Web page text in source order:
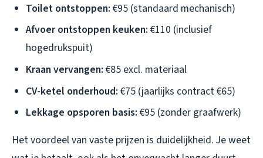
Toilet ontstoppen: €95 (standaard mechanisch)
Afvoer ontstoppen keuken: €110 (inclusief
hogedrukspuit)
Kraan vervangen: €85 excl. materiaal
CV-ketel onderhoud: €75 (jaarlijks contract €65)
Lekkage opsporen basis: €95 (zonder graafwerk)
Het voordeel van vaste prijzen is duidelijkheid. Je weet